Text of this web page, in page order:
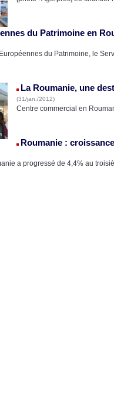
du Patrimoine en
du Patrimoine, le
La Roumanie, une
(31/jan./2012)
Centre commercial en
Roumanie :
a progressé de 4,4% au